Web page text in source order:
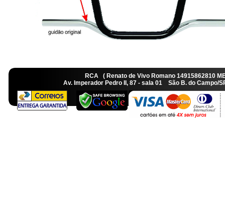
RCA ( Renato de Vivo Romano
Av. Imperador Pedro II, 87 - sala 01 São B. do